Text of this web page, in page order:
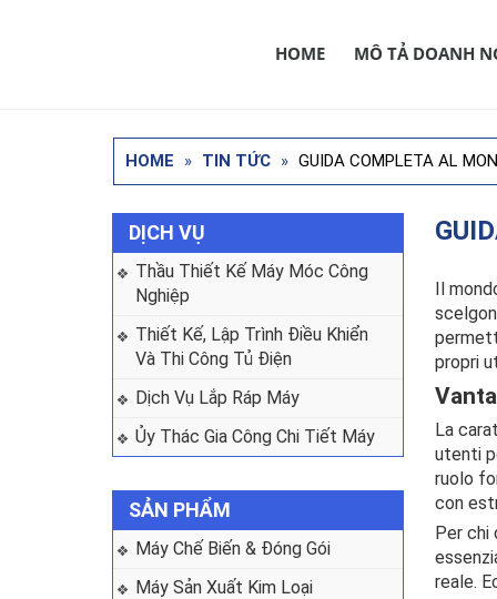
HOME MÔ TẢ DOANH
HOME » TIN TỨC » GUIDA COMPLETA AL
DỊCH VỤ
Thầu Thiết Kế Máy Móc Công
Nghiệp
Thiết Kế, Lập Trình Điều Khiển
Và Thi Công Tủ Điện
Dịch Vụ Lắp Ráp Máy
Ủy Thác Gia Công Chi Tiết Máy
SẢN PHẨM
Máy Chế Biến & Đóng Gói
Máy Sản Xuất Kim Loại
Il
propri
La
utenti
ruolo
con
Per chi
reale.